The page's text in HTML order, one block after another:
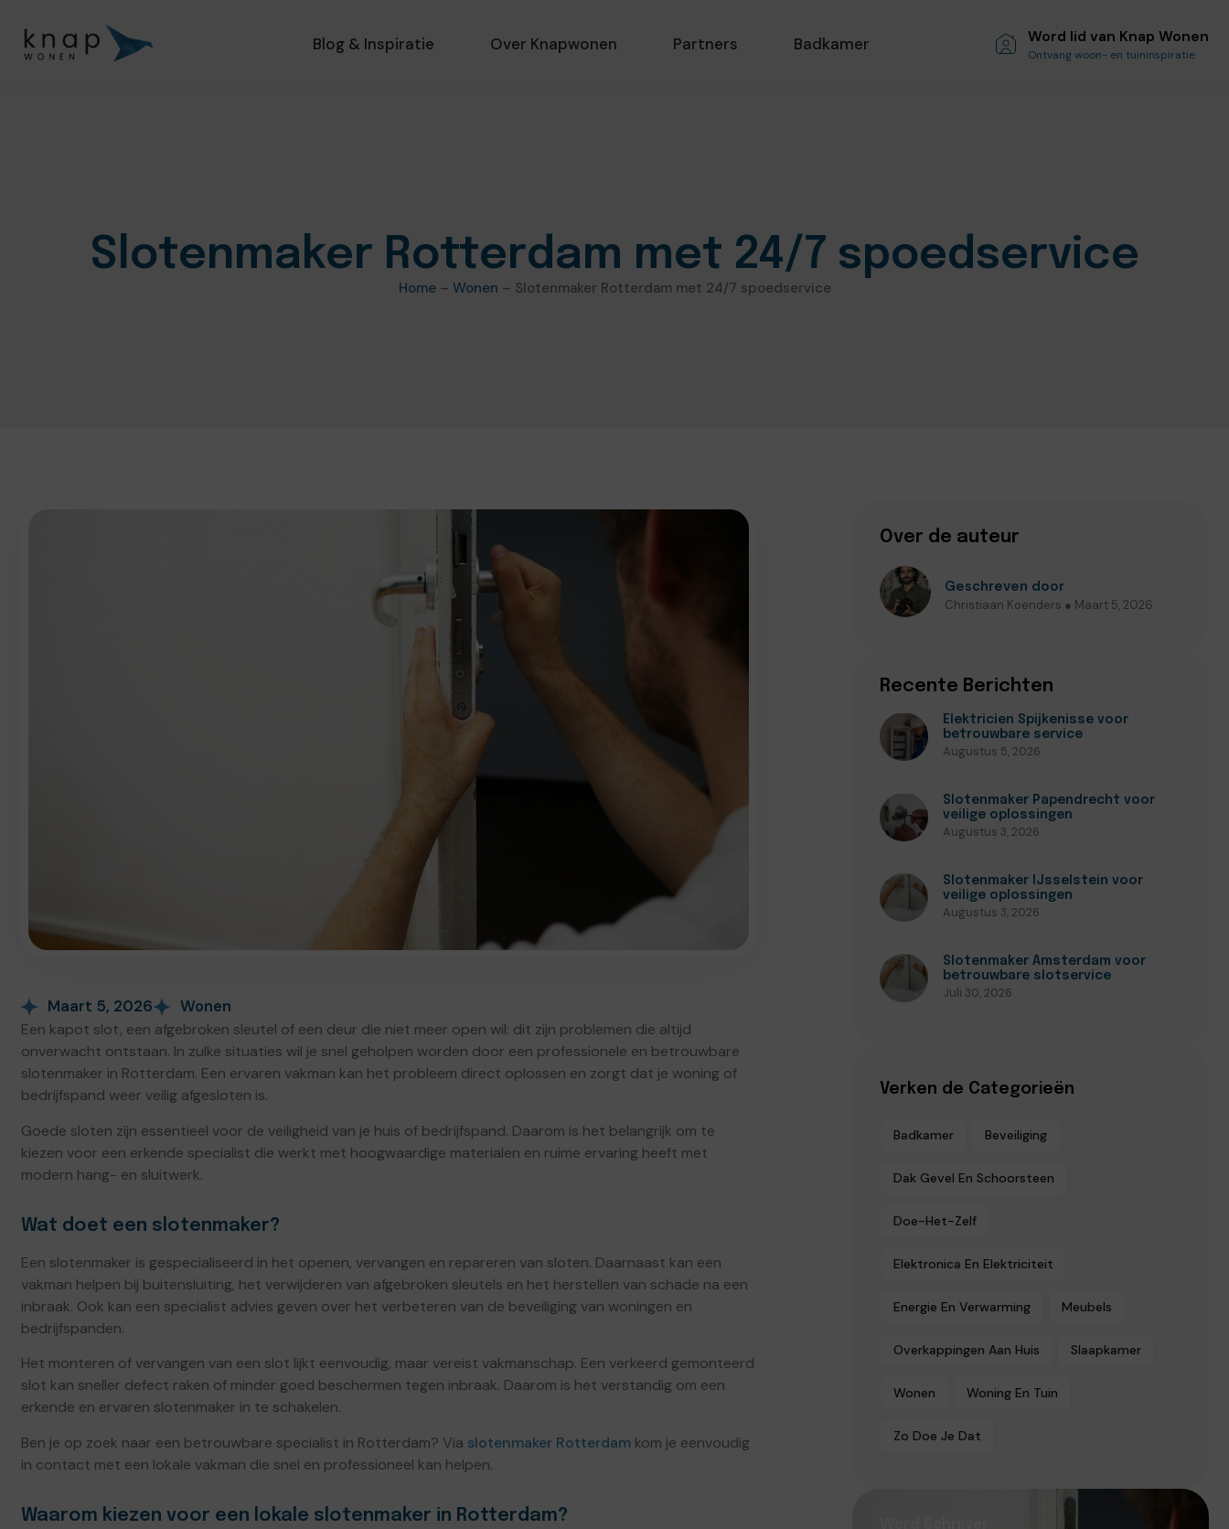
Blog & Inspiratie Over Knapwonen Partners Badkamer Word lid van Knap Wonen
Ontvang woon- en tuininspiratie
Slotenmaker Rotterdam met 24/7 spoedservice
Home– Wonen – Slotenmaker Rotterdam met 24/7 spoedservice
Maart 5, 2026 Wonen
Een kapot slot, een afgebroken sleutel of een deur die niet meer open wil: dit zijn problemen die altijd
onverwacht ontstaan. In zulke situaties wil je snel geholpen worden door een professionele en betrouwbare
slotenmaker in Rotterdam. Een ervaren vakman kan het probleem direct oplossen en zorgt dat je woning of
bedrijfspand weer veilig afgesloten is.
Goede sloten zijn essentieel voor de veiligheid van je huis of bedrijfspand. Daarom is het belangrijk om te
kiezen voor een erkende specialist die werkt met hoogwaardige materialen en ruime ervaring heeft met
modern hang- en sluitwerk.
Wat doet een slotenmaker?
Een slotenmaker is gespecialiseerd in het openen, vervangen en repareren van sloten. Daarnaast kan een
vakman helpen bij buitensluiting, het verwijderen van afgebroken sleutels en het herstellen van schade na een
inbraak. Ook kan een specialist advies geven over het verbeteren van de beveiliging van woningen en
bedrijfspanden.
Het monteren of vervangen van een slot lijkt eenvoudig, maar vereist vakmanschap. Een verkeerd gemonteerd
slot kan sneller defect raken of minder goed beschermen tegen inbraak. Daarom is het verstandig om een
erkende en ervaren slotenmaker in te schakelen.
Ben je op zoek naar een betrouwbare specialist in Rotterdam? Via slotenmaker Rotterdam kom je eenvoudig
in contact met een lokale vakman die snel en professioneel kan helpen.
Waarom kiezen voor een lokale slotenmaker in Rotterdam?
Over de auteur
Geschreven door
Christiaan Koenders ● Maart 5, 2026
Recente Berichten
Elektricien Spijkenisse voor
betrouwbare service
Augustus 5, 2026
Slotenmaker Papendrecht voor
veilige oplossingen
Augustus 3, 2026
Slotenmaker IJsselstein voor
veilige oplossingen
Augustus 3, 2026
Slotenmaker Amsterdam voor
betrouwbare slotservice
Juli 30, 2026
Verken de Categorieën
Badkamer Beveiliging
Dak Gevel En Schoorsteen
Doe-Het-Zelf
Elektronica En Elektriciteit
Energie En Verwarming Meubels
Overkappingen Aan Huis Slaapkamer
Wonen Woning En Tuin
Zo Doe Je Dat